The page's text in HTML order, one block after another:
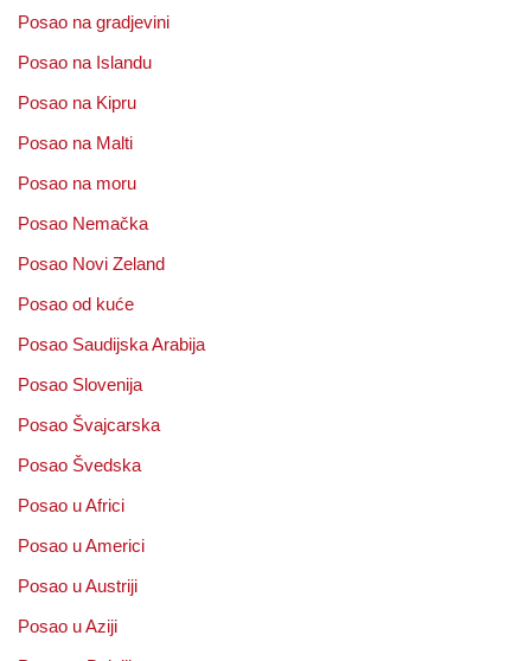
Posao na gradjevini
Posao na Islandu
Posao na Kipru
Posao na Malti
Posao na moru
Posao Nemačka
Posao Novi Zeland
Posao od kuće
Posao Saudijska Arabija
Posao Slovenija
Posao Švajcarska
Posao Švedska
Posao u Africi
Posao u Americi
Posao u Austriji
Posao u Aziji